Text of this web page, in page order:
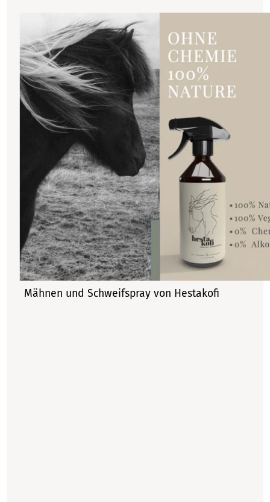
Mähnen und Schweifspray von Hestakofi